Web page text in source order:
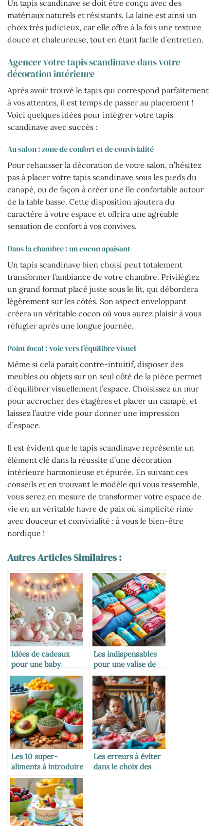
Un tapis scandinave se doit être conçu avec des
matériaux naturels et résistants. La laine est ainsi un
choix très judicieux, car elle offre à la fois une texture
douce et chaleureuse, tout en étant facile d’entretien.
Agencer votre tapis scandinave dans votre
décoration intérieure
Après avoir trouvé le tapis qui correspond parfaitement
à vos attentes, il est temps de passer au placement !
Voici quelques idées pour intégrer votre tapis
scandinave avec succès :
Au salon : zone de confort et de convivialité
Pour rehausser la décoration de votre salon, n’hésitez
pas à placer votre tapis scandinave sous les pieds du
canapé, ou de façon à créer une île confortable autour
de la table basse. Cette disposition ajoutera du
caractère à votre espace et offrira une agréable
sensation de confort à vos convives.
Dans la chambre : un cocon apaisant
Un tapis scandinave bien choisi peut totalement
transformer l’ambiance de votre chambre. Privilégiez
un grand format placé juste sous le lit, qui débordera
légèrement sur les côtés. Son aspect enveloppant
créera un véritable cocon où vous aurez plaisir à vous
réfugier après une longue journée.
Point focal : voie vers l’équilibre visuel
Même si cela paraît contre-intuitif, disposer des
meubles ou objets sur un seul côté de la pièce permet
d’équilibrer visuellement l’espace. Choisissez un mur
pour accrocher des étagères et placer un canapé, et
laissez l’autre vide pour donner une impression
d’espace.
Il est évident que le tapis scandinave représente un
élément clé dans la réussite d’une décoration
intérieure harmonieuse et épurée. En suivant ces
conseils et en trouvant le modèle qui vous ressemble,
vous serez en mesure de transformer votre espace de
vie en un véritable havre de paix où simplicité rime
avec douceur et convivialité : à vous le bien-être
nordique !
Autres Articles Similaires :
Idées de cadeaux
pour une baby
shower réussie
Les indispensables
pour une valise de
vacances avec
enfants
Les 10 super-
aliments à introduire
dans l’alimentation
des enfants
Les erreurs à éviter
dans le choix des